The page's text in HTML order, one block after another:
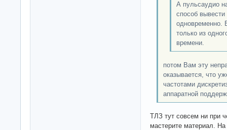
А пульсаудио
способ вывести
одновременно.
только из
времени.
потом Вам эту
оказывается, что
частотами
аппаратной
ТЛЗ тут совсем ни при
мастерите материал.